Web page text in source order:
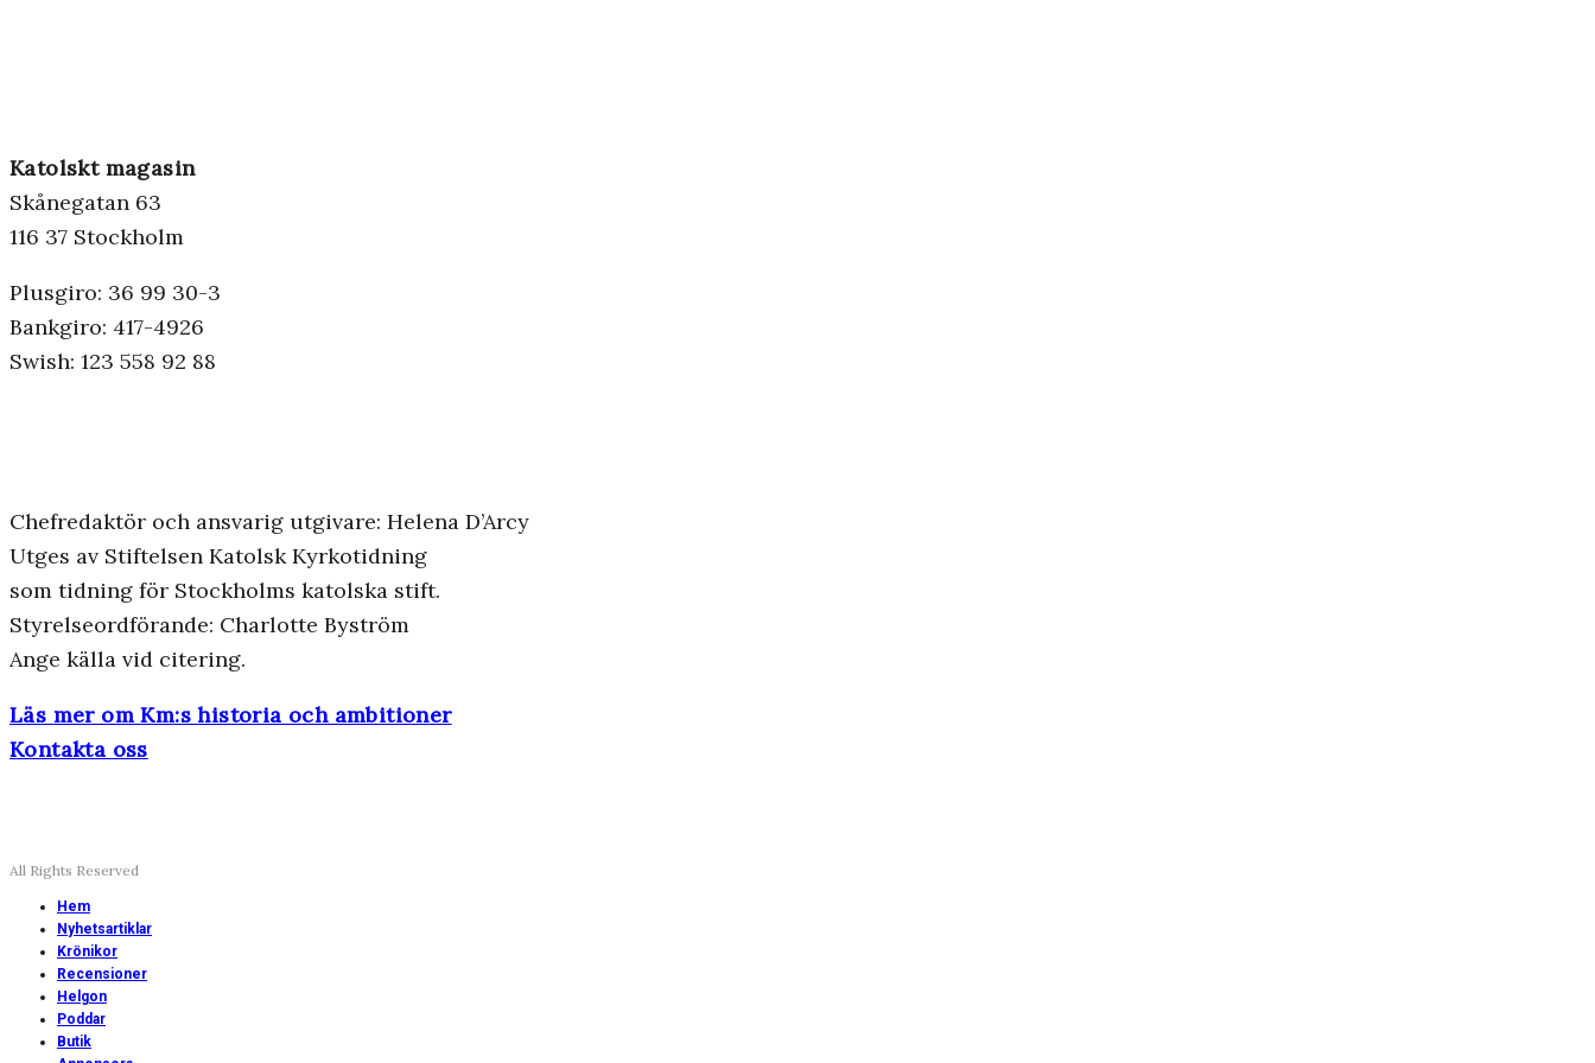
Katolskt magasin
Skånegatan 63
116 37 Stockholm
Plusgiro: 36 99 30-3
Bankgiro: 417-4926
Swish: 123 558 92 88
Chefredaktör och ansvarig utgivare: Helena D’Arcy
Utges av Stiftelsen Katolsk Kyrkotidning
som tidning för Stockholms katolska stift.
Styrelseordförande: Charlotte Byström
Ange källa vid citering.
Läs mer om Km:s historia och ambitioner
Kontakta oss
All Rights Reserved
Hem
Nyhetsartiklar
Krönikor
Recensioner
Helgon
Poddar
Butik